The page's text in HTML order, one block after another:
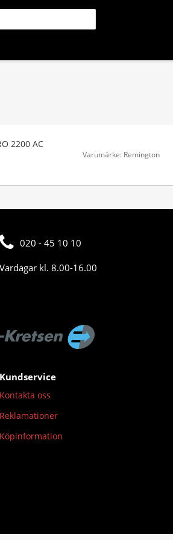
2200 AC
Varumärke: Remington
020 - 45 10 10
Vardagar kl. 8.00-16.00
Kundservice
Kontakta oss
Reklamationer
Köpinformation